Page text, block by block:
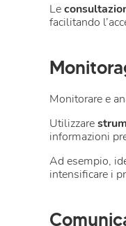
Le
facilitando
Monitorare e
Utilizzare
informazioni
Ad esempio,
intensificare i